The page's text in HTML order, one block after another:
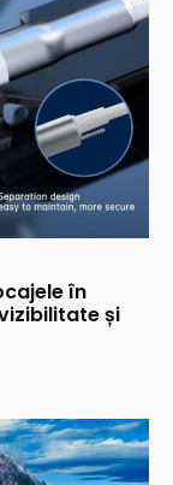
în
și